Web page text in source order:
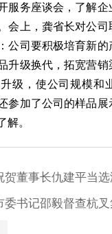
服务座谈会，了解
会上，龚省长对公司
公司要积极培育新的
升级换代，拓宽营销
级，使公司规模和
参加了公司的样品
解。
董事长仇建平当选浙
书记邵毅督查杭叉集团